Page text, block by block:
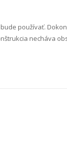
používať.
necháva